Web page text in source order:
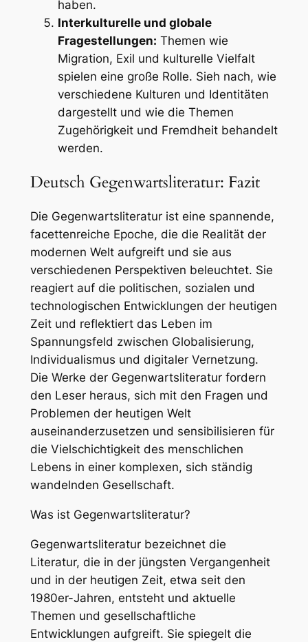
haben.
Interkulturelle und globale
Fragestellungen: Themen wie
Migration, Exil und kulturelle Vielfalt
spielen eine große Rolle. Sieh nach, wie
verschiedene Kulturen und Identitäten
dargestellt und wie die Themen
Zugehörigkeit und Fremdheit behandelt
werden.
Deutsch Gegenwartsliteratur: Fazit
Die Gegenwartsliteratur ist eine spannende,
facettenreiche Epoche, die die Realität der
modernen Welt aufgreift und sie aus
verschiedenen Perspektiven beleuchtet. Sie
reagiert auf die politischen, sozialen und
technologischen Entwicklungen der heutigen
Zeit und reflektiert das Leben im
Spannungsfeld zwischen Globalisierung,
Individualismus und digitaler Vernetzung.
Die Werke der Gegenwartsliteratur fordern
den Leser heraus, sich mit den Fragen und
Problemen der heutigen Welt
auseinanderzusetzen und sensibilisieren für
die Vielschichtigkeit des menschlichen
Lebens in einer komplexen, sich ständig
wandelnden Gesellschaft.
Was ist Gegenwartsliteratur?
Gegenwartsliteratur bezeichnet die
Literatur, die in der jüngsten Vergangenheit
und in der heutigen Zeit, etwa seit den
1980er-Jahren, entsteht und aktuelle
Themen und gesellschaftliche
Entwicklungen aufgreift. Sie spiegelt die